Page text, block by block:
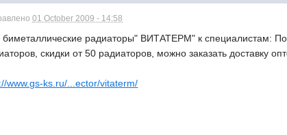
01 October 2009 - 14:58
биметаллические радиаторы" ВИТАТЕРМ" к специалистам:
скидки от 50 радиаторов, можно заказать доставку
www.gs-ks.ru/...ector/vitaterm/